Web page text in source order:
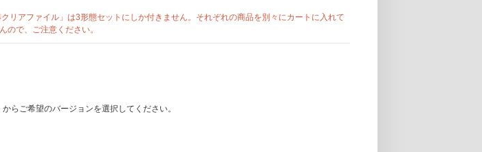
日(火)21:00～6月17日(火)20:59まで
リアファイル」は3形態セットにしか付きません。それぞれの商品を別々にカートに入れて
ので、ご注意ください。
らご希望のバージョンを選択してください。